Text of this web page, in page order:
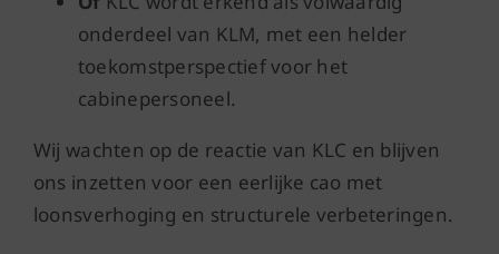
onderdeel van KLM, met een helder
toekomstperspectief voor het
cabinepersoneel.
Wij wachten op de reactie van KLC en blijven
ons inzetten voor een eerlijke cao met
loonsverhoging en structurele verbeteringen.